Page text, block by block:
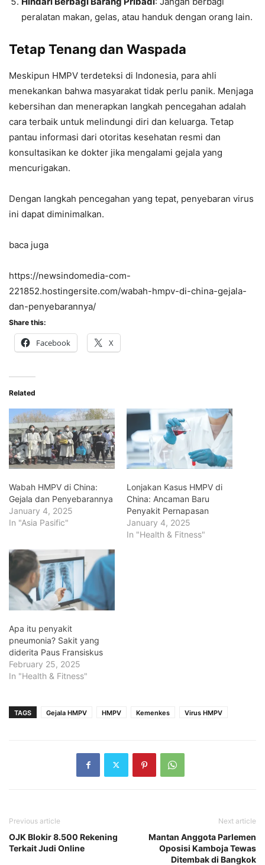
peralatan makan, gelas, atau handuk dengan orang lain.
Tetap Tenang dan Waspada
Meskipun HMPV terdeteksi di Indonesia, para ahli
menekankan bahwa masyarakat tidak perlu panik. Menjaga
kebersihan dan menerapkan langkah pencegahan adalah
cara terbaik untuk melindungi diri dan keluarga. Tetap
pantau informasi dari otoritas kesehatan resmi dan
konsultasikan ke dokter jika mengalami gejala yang
mencurigakan.
Dengan langkah pencegahan yang tepat, penyebaran virus
ini dapat diminimalkan.
baca juga
https://newsindomedia-com-
221852.hostingersite.com/wabah-hmpv-di-china-gejala-
dan-penyebarannya/
Share this:
Facebook X
Related
Wabah HMPV di China:
Gejala dan Penyebarannya
January 4, 2025
In "Asia Pasific"
Lonjakan Kasus HMPV di
China: Ancaman Baru
Penyakit Pernapasan
January 4, 2025
In "Health & Fitness"
Apa itu penyakit
pneumonia? Sakit yang
diderita Paus Fransiskus
February 25, 2025
In "Health & Fitness"
TAGS Gejala HMPV HMPV Kemenkes Virus HMPV
Previous article
OJK Blokir 8.500 Rekening
Terkait Judi Online
Next article
Mantan Anggota Parlemen
Oposisi Kamboja Tewas
Ditembak di Bangkok